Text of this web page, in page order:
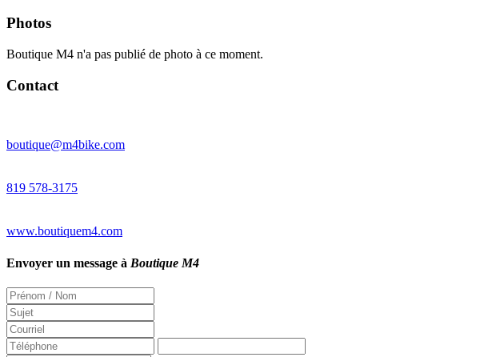
Photos
Boutique M4 n'a pas publié de photo à ce moment.
Contact
boutique@m4bike.com
819 578-3175
www.boutiquem4.com
Envoyer un message à Boutique M4